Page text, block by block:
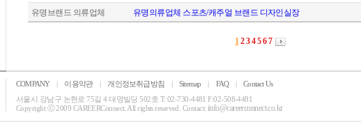
유명브랜드 의류업체 유명의류업체 스포츠/캐주얼 브랜드 디자인실장
12345 6 7
COMPANY | 이용약관 | 개인정보취급방침 | Sitemap | FAQ |
Contact Us
서울시 강남구 논현로 75길 4 대명빌딩 502호 T: 02-730-4481 F:02-508-4481
Copyright ⓒ 2009 CAREERConnect. All rights reserved. Contact: info@careerconnect.co.kr